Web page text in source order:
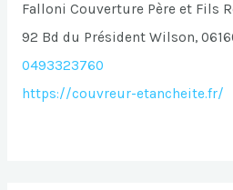
Falloni Couverture Père et Fils
92 Bd du Président Wilson,
0493323760
https://couvreur-etancheite.fr/